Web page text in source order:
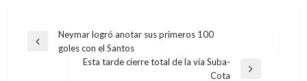
Navegación
Entrada
Neymar logró anotar sus primeros 100
goles con el Santos
Esta tarde cierre total de la vía Suba-
Cota